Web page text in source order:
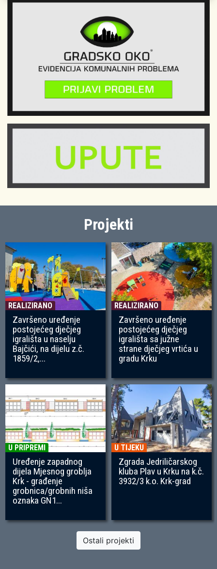
Projekti
REALIZIRANO
Završeno uređenje
postojećeg dječjeg
igrališta u naselju
Bajčići, na dijelu z.č.
1859/2,...
REALIZIRANO
Završeno uređenje
postojećeg dječjeg
igrališta sa južne
strane dječjeg vrtića u
gradu Krku
U PRIPREMI
Uređenje zapadnog
dijela Mjesnog groblja
Krk - građenje
grobnica/grobnih niša
oznaka GN1...
U TIJEKU
Zgrada Jedriličarskog
kluba Plav u Krku na k.č.
3932/3 k.o. Krk-grad
Ostali projekti